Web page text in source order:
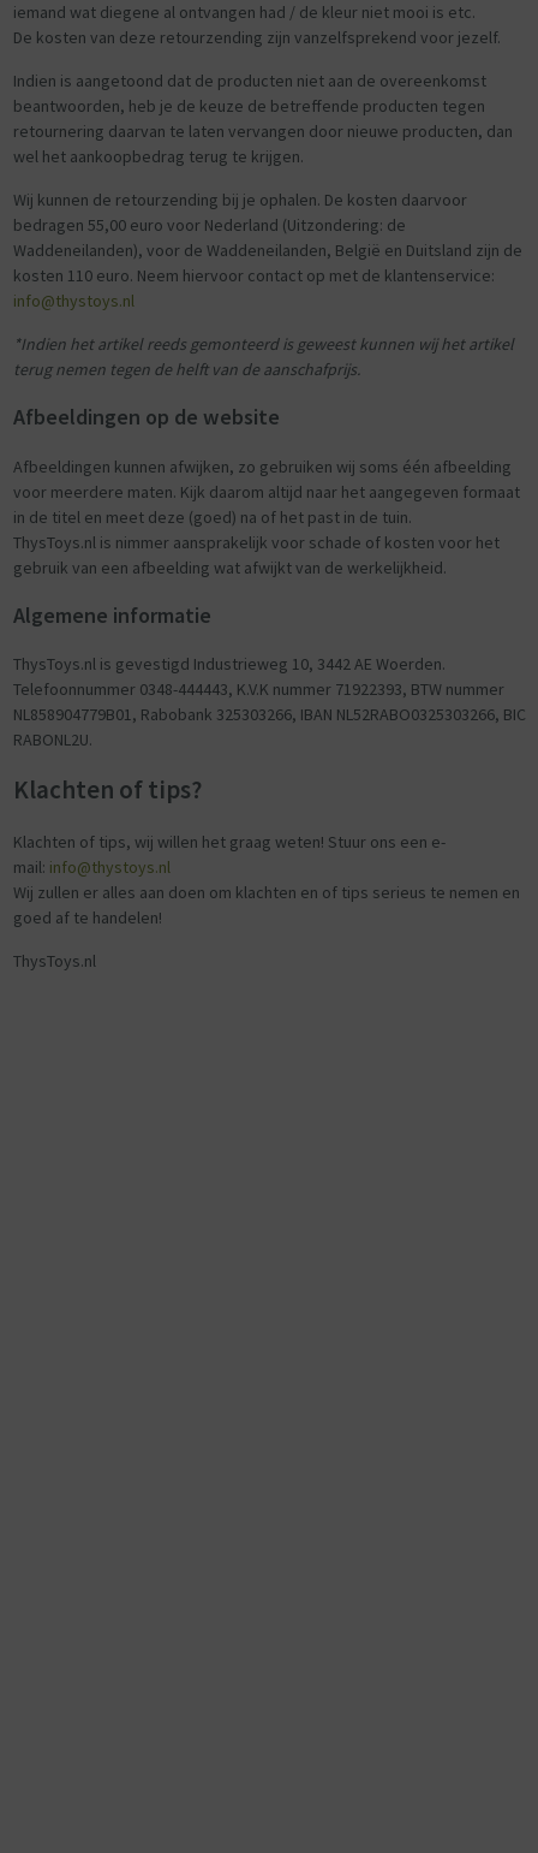
iemand wat diegene al ontvangen had / de kleur niet mooi is etc.
De kosten van deze retourzending zijn vanzelfsprekend voor jezelf.
Indien is aangetoond dat de producten niet aan de overeenkomst
beantwoorden, heb je de keuze de betreffende producten tegen
retournering daarvan te laten vervangen door nieuwe producten, dan
wel het aankoopbedrag terug te krijgen.
Wij kunnen de retourzending bij je ophalen. De kosten daarvoor
bedragen 55,00 euro voor Nederland (Uitzondering: de
Waddeneilanden), voor de Waddeneilanden, België en Duitsland zijn de
kosten 110 euro. Neem hiervoor contact op met de klantenservice:
info@thystoys.nl
*Indien het artikel reeds gemonteerd is geweest kunnen wij het artikel
terug nemen tegen de helft van de aanschafprijs.
Afbeeldingen op de website
Afbeeldingen kunnen afwijken, zo gebruiken wij soms één afbeelding
voor meerdere maten. Kijk daarom altijd naar het aangegeven formaat
in de titel en meet deze (goed) na of het past in de tuin.
ThysToys.nl is nimmer aansprakelijk voor schade of kosten voor het
gebruik van een afbeelding wat afwijkt van de werkelijkheid.
Algemene informatie
ThysToys.nl is gevestigd Industrieweg 10, 3442 AE Woerden.
Telefoonnummer 0348-444443, K.V.K nummer 71922393, BTW nummer
NL858904779B01, Rabobank 325303266, IBAN NL52RABO0325303266, BIC
RABONL2U.
Klachten of tips?
Klachten of tips, wij willen het graag weten! Stuur ons een e-
mail: info@thystoys.nl
Wij zullen er alles aan doen om klachten en of tips serieus te nemen en
goed af te handelen!
ThysToys.nl